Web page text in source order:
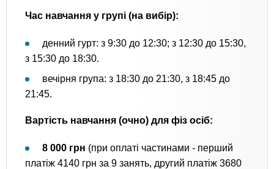
Час навчання у групі (на вибір):
денний гурт: з 9:30 до 12:30; з 12:30 до 15:30,
з 15:30 до 18:30.
вечірня група: з 18:30 до 21:30, з 18:45 до
21:45.
Вартість навчання (очно) для фіз осіб:
8 000 грн (при оплаті частинами - перший
платіж 4140 грн за 9 занять, другий платіж 3680